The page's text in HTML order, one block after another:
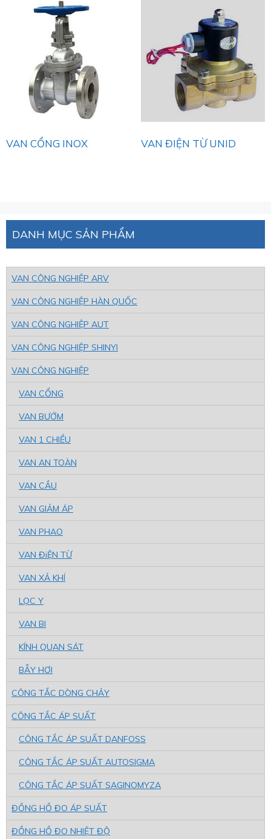
VAN CỔNG INOX VAN ĐIỆN TỪ UNID
DANH MỤC SẢN PHẨM
VAN CÔNG NGHIỆP ARV
VAN CÔNG NGHIỆP HÀN QUỐC
VAN CÔNG NGHIỆP AUT
VAN CÔNG NGHIỆP SHINYI
VAN CÔNG NGHIỆP
VAN CỔNG
VAN BƯỚM
VAN 1 CHIỀU
VAN AN TOÀN
VAN CẦU
VAN GIẢM ÁP
VAN PHAO
VAN ĐiỆN TỪ
VAN XẢ KHÍ
LỌC Y
VAN BI
KÍNH QUAN SÁT
BẪY HƠI
CÔNG TẮC DÒNG CHẢY
CÔNG TẮC ÁP SUẤT
CÔNG TẮC ÁP SUẤT DANFOSS
CÔNG TẮC ÁP SUẤT AUTOSIGMA
CÔNG TẮC ÁP SUẤT SAGINOMYZA
ĐỒNG HỒ ĐO ÁP SUẤT
ĐỒNG HỒ ĐO NHIỆT ĐỘ